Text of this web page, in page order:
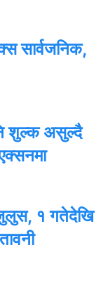
सार्वजनिक,
शुल्क असुल्दै
जुलुस, १ गतेदेखि